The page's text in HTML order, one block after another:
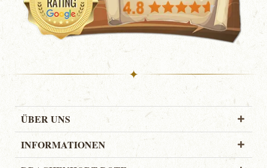
✦
ÜBER UNS
INFORMATIONEN